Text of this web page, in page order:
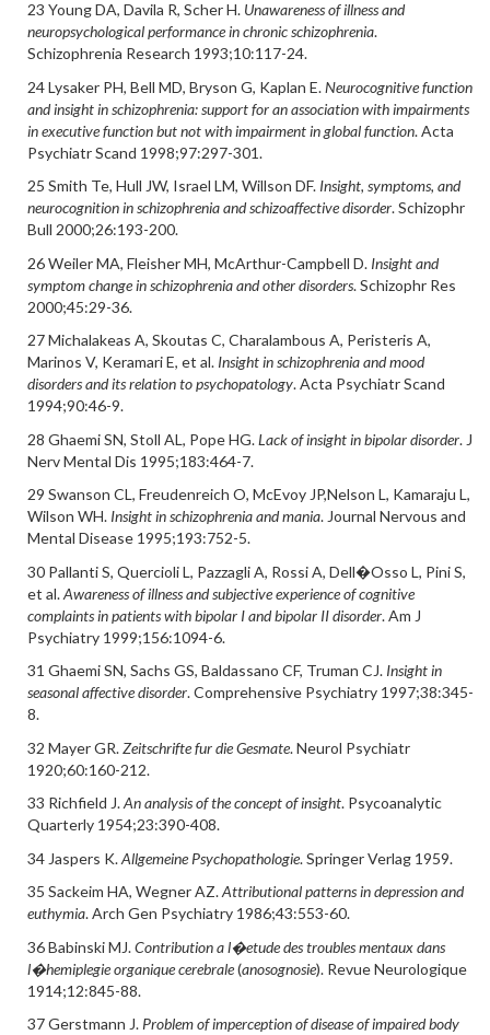
23 Young DA, Davila R, Scher H. Unawareness of illness and
neuropsychological performance in chronic schizophrenia.
Schizophrenia Research 1993;10:117-24.
24 Lysaker PH, Bell MD, Bryson G, Kaplan E.Neurocognitive function
and insight in schizophrenia: support for an association with impairments
in executive function but not with impairment in global function. Acta
Psychiatr Scand 1998;97:297-301.
25 Smith Te, Hull JW, Israel LM, Willson DF. Insight, symptoms, and
neurocognition in schizophrenia and schizoaffective disorder. Schizophr
Bull 2000;26:193-200.
26 Weiler MA, Fleisher MH, McArthur-Campbell D. Insight and
symptom change in schizophrenia and other disorders. Schizophr Res
2000;45:29-36.
27 Michalakeas A, Skoutas C, Charalambous A, Peristeris A,
Marinos V, Keramari E, et al. Insight in schizophrenia and mood
disorders and its relation to psychopatology. Acta Psychiatr Scand
1994;90:46-9.
28 Ghaemi SN, Stoll AL, Pope HG.Lack of insight in bipolar disorder. J
Nerv Mental Dis 1995;183:464-7.
29 Swanson CL, Freudenreich O, McEvoy JP,Nelson L, Kamaraju L,
Wilson WH. Insight in schizophrenia and mania. Journal Nervous and
Mental Disease 1995;193:752-5.
30 Pallanti S, Quercioli L, Pazzagli A, Rossi A, Dell�Osso L, Pini S,
et al.Awareness of illness and subjective experience of cognitive
complaints in patients with bipolar I and bipolar II disorder. Am J
Psychiatry 1999;156:1094-6.
31 Ghaemi SN, Sachs GS, Baldassano CF, Truman CJ. Insight in
seasonal affective disorder. Comprehensive Psychiatry 1997;38:345-
8.
32 Mayer GR.Zeitschrifte fur die Gesmate. Neurol Psychiatr
1920;60:160-212.
33 Richfield J.An analysis of the concept of insight. Psycoanalytic
Quarterly 1954;23:390-408.
34 Jaspers K.Allgemeine Psychopathologie. Springer Verlag 1959.
35 Sackeim HA, Wegner AZ.Attributional patterns in depression and
euthymia. Arch Gen Psychiatry 1986;43:553-60.
36 Babinski MJ.Contribution a l�etude des troubles mentaux dans
l�hemiplegie organique cerebrale(anosognosie). Revue Neurologique
1914;12:845-88.
37 Gerstmann J. Problem of imperception of disease of impaired body